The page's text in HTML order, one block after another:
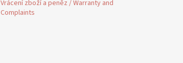
Vrácení zboží a peněz / Warranty and
Complaints